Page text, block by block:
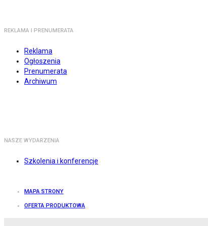
REKLAMA I PRENUMERATA
Reklama
Ogłoszenia
Prenumerata
Archiwum
NASZE WYDARZENIA
Szkolenia i konferencje
MAPA STRONY
OFERTA PRODUKTOWA